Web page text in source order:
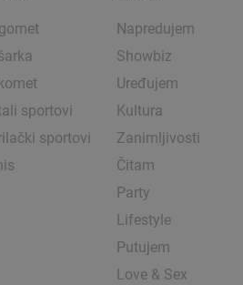
sportovi
sportovi
Napredujem
Showbiz
Uređujem
Kultura
Zanimljivosti
Čitam
Party
Lifestyle
Putujem
Love & Sex